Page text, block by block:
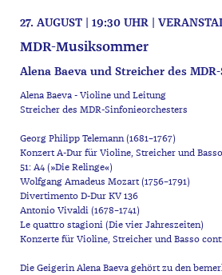
27. AUGUST | 19:30 UHR |
MDR-Musiksommer
Alena Baeva und Streicher des
Alena Baeva - Violine und Leitung
Streicher des MDR-Sinfonieorchesters
Georg Philipp Telemann (1681–1767)
Konzert A-Dur für Violine, Streicher und
51: A4 (»Die Relinge«)
Wolfgang Amadeus Mozart (1756–1791)
Divertimento D-Dur KV 136
Antonio Vivaldi (1678–1741)
Le quattro stagioni (Die vier Jahreszeiten)
Konzerte für Violine, Streicher und Basso
Die Geigerin Alena Baeva gehört zu den